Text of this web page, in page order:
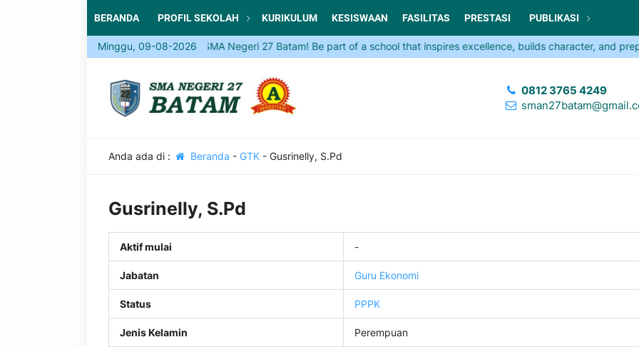
BERANDA PROFIL SEKOLAH KURIKULUM KESISWAAN FASILITAS PRESTASI PUBLIKASI
Minggu, 09-08-2026
Come and Join SMA Negeri 27 Batam! Be part of a school that inspires excellence, builds character, and
0812 3765 4249
Anda ada di : Beranda - GTK- Gusrinelly, S.Pd
Gusrinelly, S.Pd
Aktif mulai -
Jabatan Guru Ekonomi
Status PPPK
Jenis Kelamin Perempuan